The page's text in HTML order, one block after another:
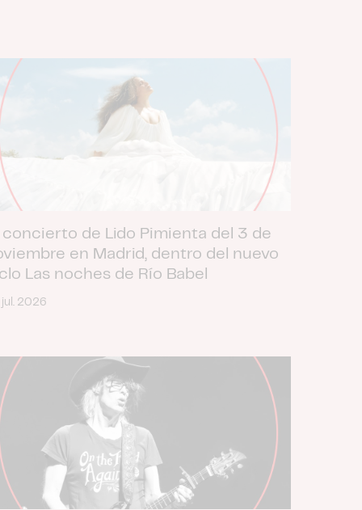
concierto de Lido Pimienta del 3 de
en Madrid, dentro del nuevo
Las noches de Río Babel
2026